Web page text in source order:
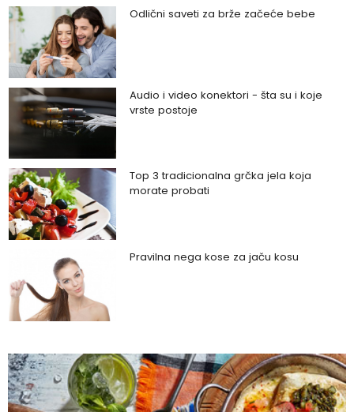
Odlični saveti za brže začeće bebe
Audio i video konektori - šta su i koje
vrste postoje
Top 3 tradicionalna grčka jela koja
morate probati
Pravilna nega kose za jaču kosu